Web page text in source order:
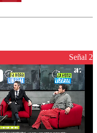
revisa la
Señal 2